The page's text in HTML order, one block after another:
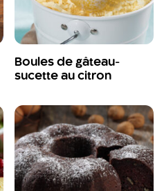
Boules de gâteau-
sucette au citron